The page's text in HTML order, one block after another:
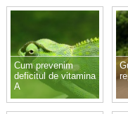
Cum prevenim
deficitul de vitamina
A